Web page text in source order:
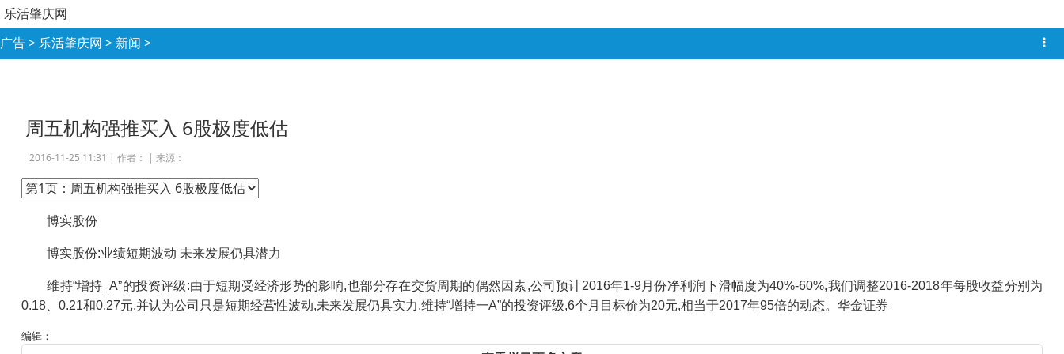
乐活肇庆网
广告> 乐活肇庆网 > 新闻 >
周五机构强推买入 6股极度低估
2016-11-25 11:31 | 作者： | 来源：
博实股份
博实股份:业绩短期波动 未来发展仍具潜力
维持“增持_A”的投资评级:由于短期受经济形势的影响,也部分存在交货周期的偶然因素,公司预计2016年1-9月份净利润下滑幅度为40%-60%,我们调整2016-2018年每股收益分别为
0.18、0.21和0.27元,并认为公司只是短期经营性波动,未来发展仍具实力,维持“增持一A”的投资评级,6个月目标价为20元,相当于2017年95倍的动态。华金证券
编辑：